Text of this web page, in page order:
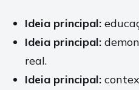
Ideia principal:
Ideia principal:
real.
Ideia principal: